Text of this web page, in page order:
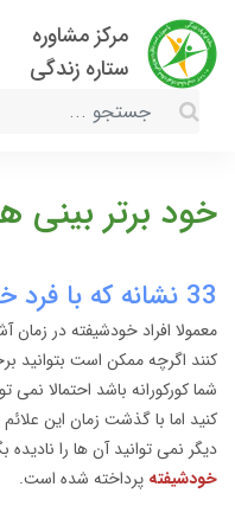
مرکز مشاوره
ستاره زندگی
خود برتر بینی
33 نشانه که با فرد خودشیفته ازدواج کرده اید
معمولا افراد خودشیفته در
کنند اگرچه ممکن است بتوانید
شما کورکورانه باشد احتمالا نمی
کنید اما با گذشت زمان این
دیگر نمی توانید آن ها را نادیده
خودشیفته پرداخته شده است.